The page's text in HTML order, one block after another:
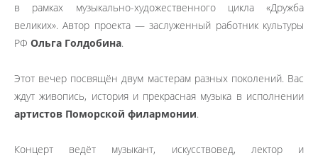
в рамках музыкально-художественного цикла «Дружба
великих». Автор проекта — заслуженный работник культуры
РФ Ольга Голдобина.
Этот вечер посвящён двум мастерам разных поколений. Вас
ждут живопись, история и прекрасная музыка в исполнении
артистов Поморской филармонии.
Концерт ведёт музыкант, искусствовед, лектор и